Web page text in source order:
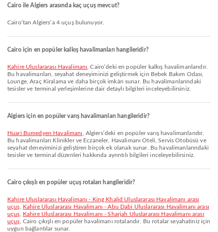
Cairo ile Algiers arasında kaç uçuş mevcut?
Cairo’tan Algiers’a 4 uçuş bulunuyor.
Cairo için en popüler kalkış havalimanları hangileridir?
Kahire Uluslararası Havalimanı , Cairo’deki en popüler kalkış havalimanlarıdır.
Bu havalimanları, seyahat deneyiminizi geliştirmek için Bebek Bakım Odası,
Lounge, Araç Kiralama ve daha birçok imkân sunar. Bu havalimanlarındaki
tesisler ve terminal yerleşimlerine dair detaylı bilgileri inceleyebilirsiniz.
Algiers için en popüler varış havalimanları hangileridir?
Huari Bumedyen Havalimanı
, Algiers’deki en popüler varış havalimanlarıdır.
Bu havalimanları Klinikler ve Eczaneler, Havalimanı Oteli, Servis Otobüsü ve
seyahat deneyiminizi geliştiren birçok ek olanak sunar. Bu havalimanlarındaki
tesisler ve terminal düzenleri hakkında ayrıntılı bilgileri inceleyebilirsiniz.
Cairo çıkışlı en popüler uçuş rotaları hangileridir?
Kahire Uluslararası Havalimanı - King Khalid Uluslararası Havalimanı arası
uçuş
Kahire Uluslararası Havalimanı - Abu Dabi Uluslararası Havalimanı arası
uçuş
Kahire Uluslararası Havalimanı - Sharjah Uluslararası Havalimanı arası
uçuş , Cairo çıkışlı en popüler havalimanı rotalarıdır. Bu rotalar seyahatiniz için
uygun bağlantılar sunar.